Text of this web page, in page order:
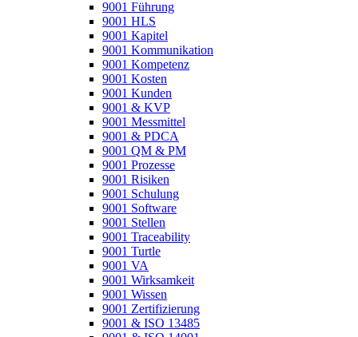
9001 Führung
9001 HLS
9001 Kapitel
9001 Kommunikation
9001 Kompetenz
9001 Kosten
9001 Kunden
9001 & KVP
9001 Messmittel
9001 & PDCA
9001 QM & PM
9001 Prozesse
9001 Risiken
9001 Schulung
9001 Software
9001 Stellen
9001 Traceability
9001 Turtle
9001 VA
9001 Wirksamkeit
9001 Wissen
9001 Zertifizierung
9001 & ISO 13485